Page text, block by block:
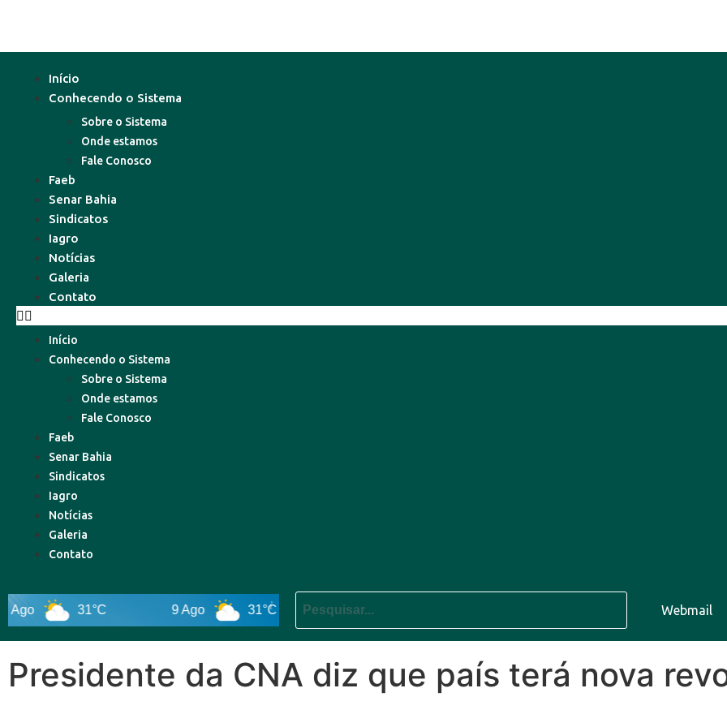
Início
Conhecendo o Sistema
Sobre o Sistema
Onde estamos
Fale Conosco
Faeb
Senar Bahia
Sindicatos
Iagro
Notícias
Galeria
Contato
Início
Conhecendo o Sistema
Sobre o Sistema
Onde estamos
Fale Conosco
Faeb
Senar Bahia
Sindicatos
Iagro
Notícias
Galeria
Contato
31°C 9 Ago 31°C 10 Ago 12 Ago
Webmail
Presidente da CNA diz que país terá nova